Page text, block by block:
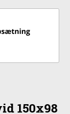
150x98